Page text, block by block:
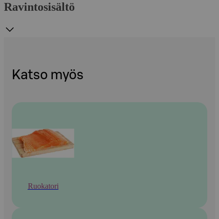
Ravintosisältö
Katso myös
Ruokatori